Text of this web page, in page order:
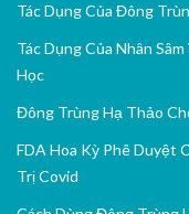
Tác Dụng Của Đông
Tác Dụng Của Nhân
Học
Đông Trùng Hạ Thảo
FDA Hoa Kỳ Phê Duyệt
Trị Covid